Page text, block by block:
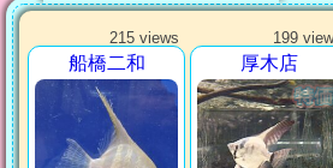
215 views
船橋二和
199
厚木店